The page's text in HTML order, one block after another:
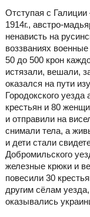
Отступая с Галиции
1914г., австро-
ненависть на
воззваниях
50 до 500 крон
истязали, вешали,
оказался на пути
Городокского
крестьян и 80
и отправили на
снимали тела, а
и дети стали
Добромильского
железные крюки и
повесили 30
другим сёлам
оказывались